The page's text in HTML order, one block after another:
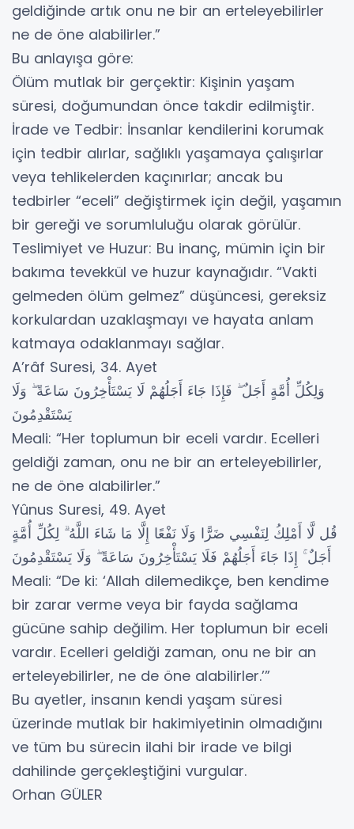
geldiğinde artık onu ne bir an erteleyebilirler
ne de öne alabilirler.”
Bu anlayışa göre:
Ölüm mutlak bir gerçektir: Kişinin yaşam
süresi, doğumundan önce takdir edilmiştir.
İrade ve Tedbir: İnsanlar kendilerini korumak
için tedbir alırlar, sağlıklı yaşamaya çalışırlar
veya tehlikelerden kaçınırlar; ancak bu
tedbirler “eceli” değiştirmek için değil, yaşamın
bir gereği ve sorumluluğu olarak görülür.
Teslimiyet ve Huzur: Bu inanç, mümin için bir
bakıma tevekkül ve huzur kaynağıdır. “Vakti
gelmeden ölüm gelmez” düşüncesi, gereksiz
korkulardan uzaklaşmayı ve hayata anlam
katmaya odaklanmayı sağlar.
A’râf Suresi, 34. Ayet
وَلِكُلِّ أُمَّةٍ أَجَلٌ ۖ فَإِذَا جَاءَ أَجَلُهُمْ لَا يَسْتَأْخِرُونَ سَاعَةً ۖ وَلَا
يَسْتَقْدِمُونَ
Meali: “Her toplumun bir eceli vardır. Ecelleri
geldiği zaman, onu ne bir an erteleyebilirler,
ne de öne alabilirler.”
Yûnus Suresi, 49. Ayet
قُل لَّا أَمْلِكُ لِنَفْسِي ضَرًّا وَلَا نَفْعًا إِلَّا مَا شَاءَ اللَّهُ ۗ لِكُلِّ أُمَّةٍ
أَجَلٌ ۚ إِذَا جَاءَ أَجَلُهُمْ فَلَا يَسْتَأْخِرُونَ سَاعَةً ۖ وَلَا يَسْتَقْدِمُونَ
Meali: “De ki: ‘Allah dilemedikçe, ben kendime
bir zarar verme veya bir fayda sağlama
gücüne sahip değilim. Her toplumun bir eceli
vardır. Ecelleri geldiği zaman, onu ne bir an
erteleyebilirler, ne de öne alabilirler.’”
Bu ayetler, insanın kendi yaşam süresi
üzerinde mutlak bir hakimiyetinin olmadığını
ve tüm bu sürecin ilahi bir irade ve bilgi
dahilinde gerçekleştiğini vurgular.
Orhan GÜLER